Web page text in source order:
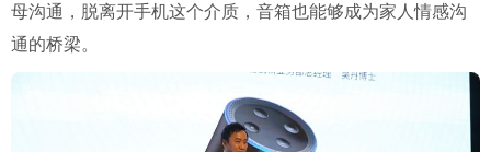
母沟通，脱离开手机这个介质，音箱也能够成为家人情感沟
通的桥梁。